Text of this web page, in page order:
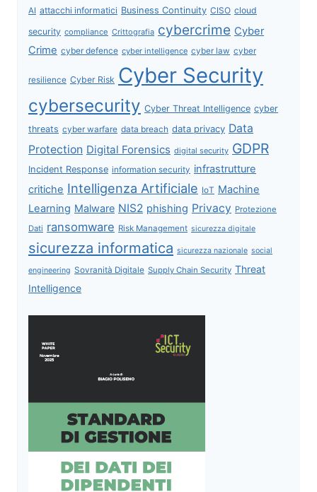
AI attacchi informatici Business Continuity CISO cloud
security compliance Crittografia cybercrime Cyber
Crime cyber defence cyber intelligence cyber law cyber
resilience Cyber Risk Cyber Security
cybersecurity Cyber Threat Intelligence cyber
threats cyber warfare data breach data privacy Data
Protection Digital Forensics digital security GDPR
Incident Response information security infrastrutture
critiche Intelligenza Artificiale IoT Machine
Learning Malware NIS2 phishing Privacy Protezione
Dati ransomware Risk Management sicurezza digitale
sicurezza informatica sicurezza nazionale social
engineering Sovranità Digitale Supply Chain Security Threat
Intelligence